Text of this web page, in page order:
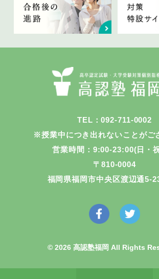
TEL：092-711-0002
※授業中につき出れないことがご
営業時間：9:00-23:00(日・
〒810-0004
福岡県福岡市中央区渡辺通5-
© 2026 高認塾福岡 All Rights